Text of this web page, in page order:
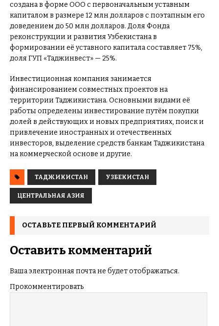
создана в форме ООО с первоначальным уставным
капиталом в размере 12 млн долларов с поэтапным его
доведением до 50 млн долларов. Доля Фонда
реконструкции и развития Узбекистана в
формировании её уставного капитала составляет 75%,
доля ГУП «Таджинвест» — 25%.
Инвестиционная компания занимается
финансированием совместных проектов на
территории Таджикистана. Основными видами её
работы определены инвестирование путём покупки
долей в действующих и новых предприятиях, поиск и
привлечение иностранных и отечественных
инвесторов, выделение средств банкам Таджикистана
на коммерческой основе и другие.
ТАДЖИКИСТАН УЗБЕКИСТАН
ЦЕНТРАЛЬНАЯ АЗИЯ
ОСТАВЬТЕ ПЕРВЫЙ КОММЕНТАРИЙ
Оставить комментарий
Ваша электронная почта не будет отображаться.
Прокомментировать